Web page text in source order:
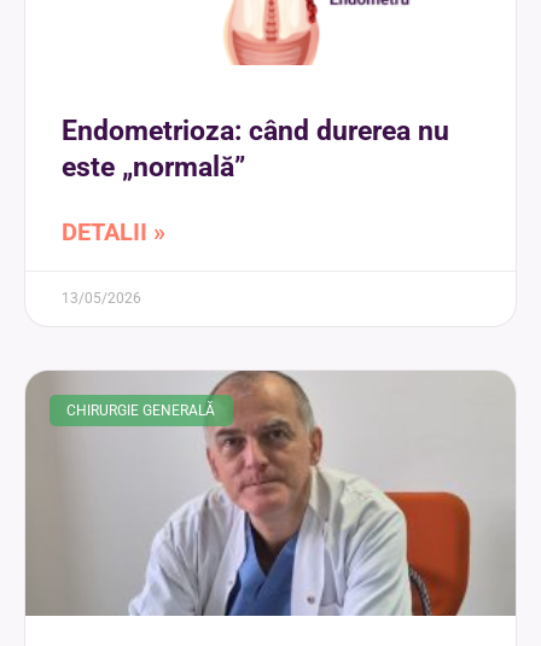
Endometrioza: când durerea nu
este „normală”
DETALII »
13/05/2026
CHIRURGIE GENERALĂ